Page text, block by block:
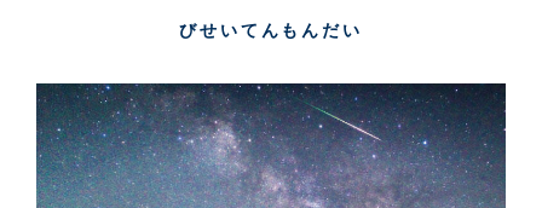
びせいてんもんだい